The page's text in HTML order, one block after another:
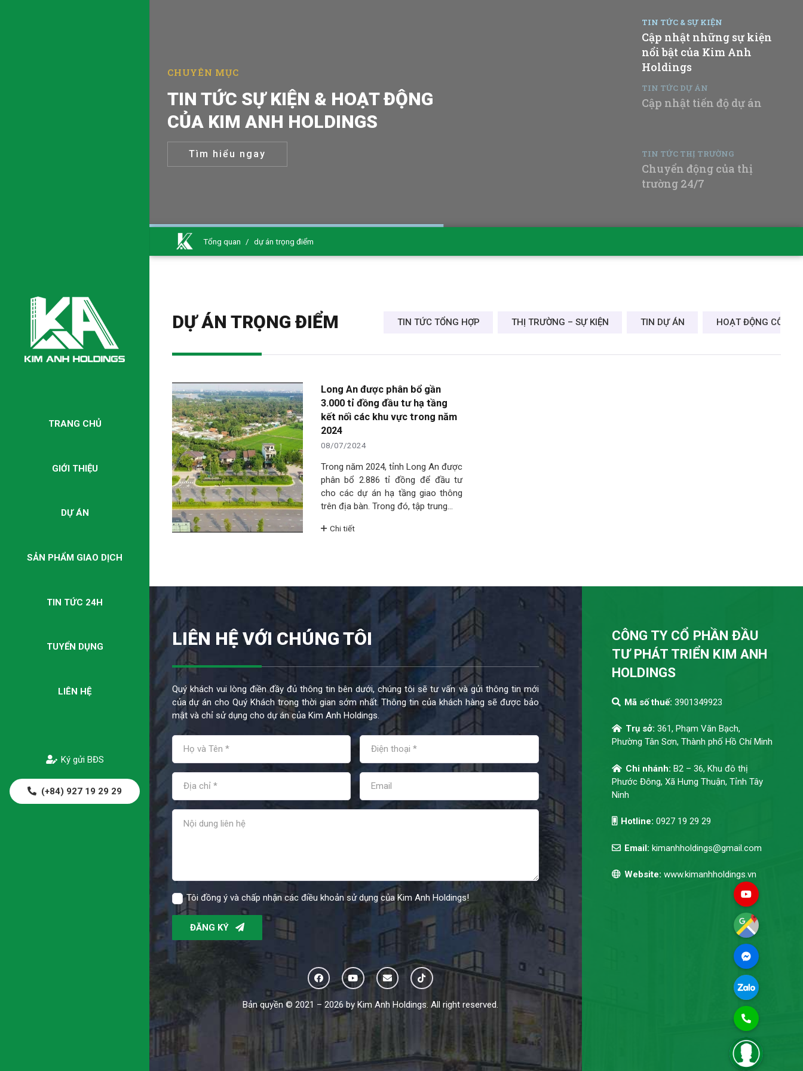
TRANG CHỦ
GIỚI THIỆU
DỰ ÁN
SẢN PHẨM GIAO DỊCH
TIN TỨC 24H
TUYỂN DỤNG
LIÊN HỆ
Ký gửi BĐS
(+84) 927 19 29 29
TIN TỨC & SỰ KIỆN
Cập nhật những sự kiện
nổi bật của Kim Anh
Holdings
TIN TỨC DỰ ÁN
Cập nhật tiến độ dự án
TIN TỨC THỊ TRƯỜNG
Chuyển động của thị
trường 24/7
TIN TỨC SỰ KIỆN & HOẠT ĐỘNG
CỦA KIM ANH HOLDINGS
CHUYÊN MỤC
Tìm hiểu ngay
Tổng quan / dự án trọng điểm
DỰ ÁN TRỌNG ĐIỂM TIN TỨC TỔNG HỢP THỊ TRƯỜNG – SỰ KIỆN TIN DỰ ÁN HOẠT ĐỘNG CÔNG
Long An được phân bổ gần
3.000 tỉ đồng đầu tư hạ tầng
kết nối các khu vực trong năm
2024
08/07/2024
Trong năm 2024, tỉnh Long An được
phân bổ 2.886 tỉ đồng để đầu tư
cho các dự án hạ tầng giao thông
trên địa bàn. Trong đó, tập trung…
Chi tiết
LIÊN HỆ VỚI CHÚNG TÔI
Quý khách vui lòng điền đầy đủ thông tin bên dưới, chúng tôi sẽ tư vấn và gửi thông tin mới
của dự án cho Quý Khách trong thời gian sớm nhất. Thông tin của khách hàng sẽ được bảo
mật và chỉ sử dụng cho dự án của Kim Anh Holdings.
Tôi đồng ý và chấp nhận các điều khoản sử dụng của Kim Anh Holdings!
ĐĂNG KÝ
Bản quyền © 2021 – 2026 by Kim Anh Holdings. All right reserved.
CÔNG TY CỔ PHẦN ĐẦU
TƯ PHÁT TRIỂN KIM ANH
HOLDINGS
Mã số thuế:3901349923
Trụ sở:361, Phạm Văn Bạch,
Phường Tân Sơn, Thành phố Hồ Chí Minh
Chi nhánh:B2 – 36, Khu đô thị
Phước Đông, Xã Hưng Thuận, Tỉnh Tây
Ninh
Hotline:0927 19 29 29
Email:kimanhholdings@gmail.com
Website:www.kimanhholdings.vn